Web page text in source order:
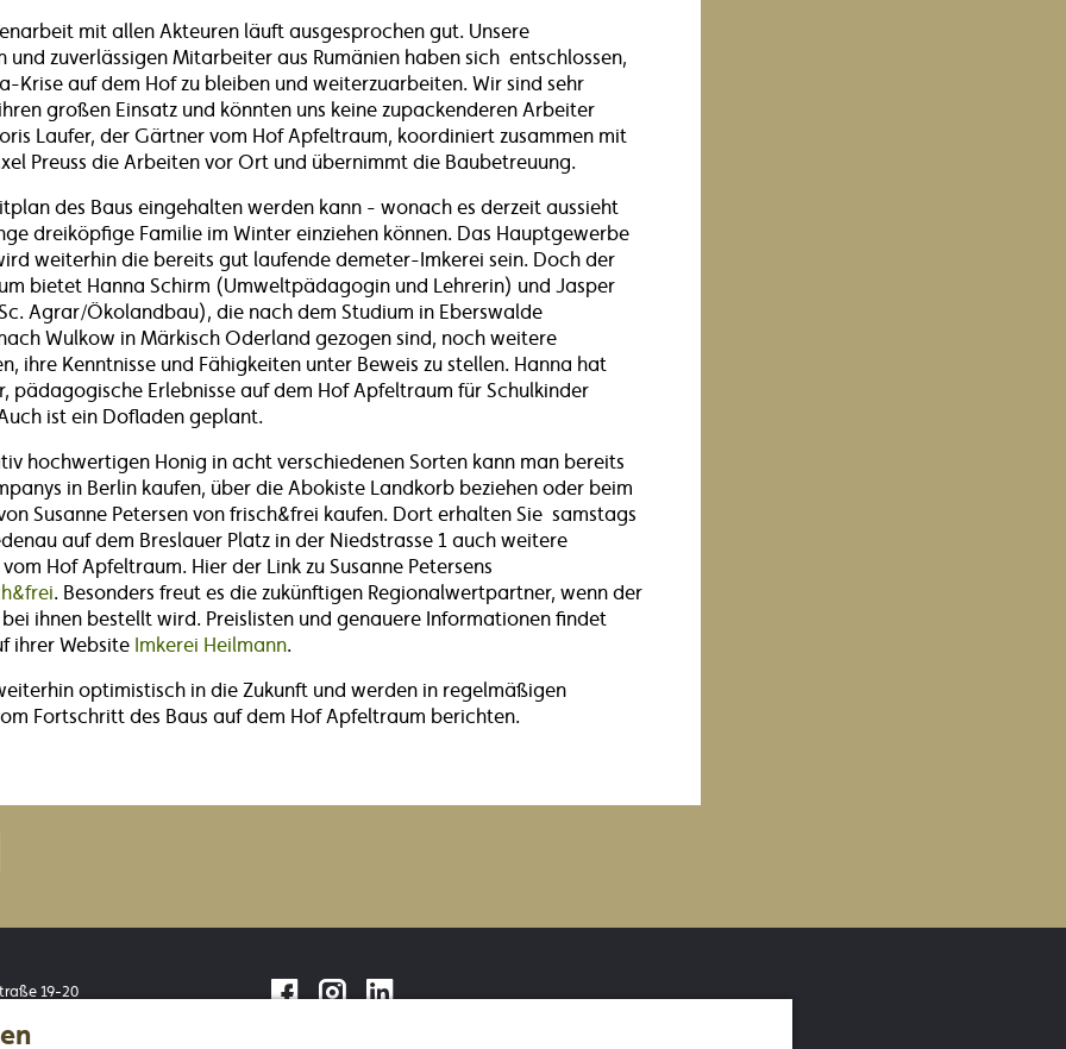
mit allen Akteuren läuft ausgesprochen gut. Unsere
und zuverlässigen Mitarbeiter aus Rumänien haben sich entschlossen,
Krise auf dem Hof zu bleiben und weiterzuarbeiten. Wir sind sehr
großen Einsatz und könnten uns keine zupackenderen Arbeiter
Laufer, der Gärtner vom Hof Apfeltraum, koordiniert zusammen mit
Preuss die Arbeiten vor Ort und übernimmt die Baubetreuung.
des Baus eingehalten werden kann - wonach es derzeit aussieht
dreiköpfige Familie im Winter einziehen können. Das Hauptgewerbe
weiterhin die bereits gut laufende demeter-Imkerei sein. Doch der
bietet Hanna Schirm (Umweltpädagogin und Lehrerin) und Jasper
Agrar/Ökolandbau), die nach dem Studium in Eberswalde
Wulkow in Märkisch Oderland gezogen sind, noch weitere
ihre Kenntnisse und Fähigkeiten unter Beweis zu stellen. Hanna hat
pädagogische Erlebnisse auf dem Hof Apfeltraum für Schulkinder
ist ein Dofladen geplant.
hochwertigen Honig in acht verschiedenen Sorten kann man bereits
in Berlin kaufen, über die Abokiste Landkorb beziehen oder beim
Susanne Petersen von frisch&frei kaufen. Dort erhalten Sie samstags
auf dem Breslauer Platz in der Niedstrasse 1 auch weitere
Hof Apfeltraum. Hier der Link zu Susanne Petersens
. Besonders freut es die zukünftigen Regionalwertpartner, wenn der
ihnen bestellt wird. Preislisten und genauere Informationen findet
ihrer Website Imkerei Heilmann.
optimistisch in die Zukunft und werden in regelmäßigen
Fortschritt des Baus auf dem Hof Apfeltraum berichten.
19-20
facebook
instagram
linkedin